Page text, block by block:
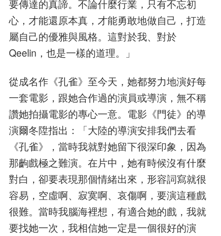
要傳達的真諦。不論什麼行業，只有不忘初
心，才能還原本真，才能勇敢地做自己，打造
屬自己的優雅與風格。這對於我、對於
Qeelin，也是一樣的道理。」
從成名作《孔雀》至今天，她都努力地演好每
一套電影，跟她合作過的演員或導演，無不稱
讚她拍攝電影的專心一意。電影《門徒》的導
演爾冬陞指出：「大陸的導演安排我們去看
《孔雀》，當時我就對她留下很深印象，因為
那齣戲極之難演。在片中，她有時候沒有什麼
對白，卻要表現那個情緒出來，形容詞寫就很
容易，空虛啊、寂寞啊、哀傷啊，要演這種戲
很難。當時我腦海裡想，有適合她的戲，我就
要找她一次，我相信她一定是一個很好的演